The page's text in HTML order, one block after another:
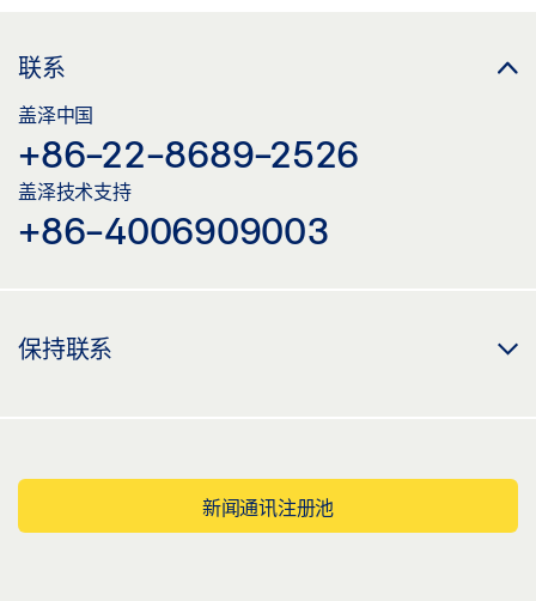
联系
盖泽中国
+86-22-8689-2526
盖泽技术支持
+86-4006909003
保持联系
新闻通讯注册池